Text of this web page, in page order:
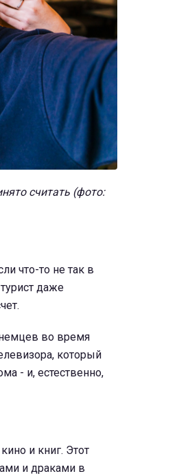
считать (фото:
что-то не так в
даже
во время
который
- и, естественно,
и книг. Этот
и драками в